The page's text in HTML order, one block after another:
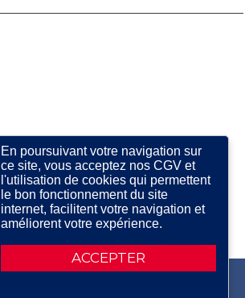
ACCEPTER
En poursuivant votre navigation sur
ce site, vous acceptez nos CGV et
l'utilisation de cookies qui permettent
le bon fonctionnement du site
internet, facilitent votre navigation et
améliorent votre expérience.